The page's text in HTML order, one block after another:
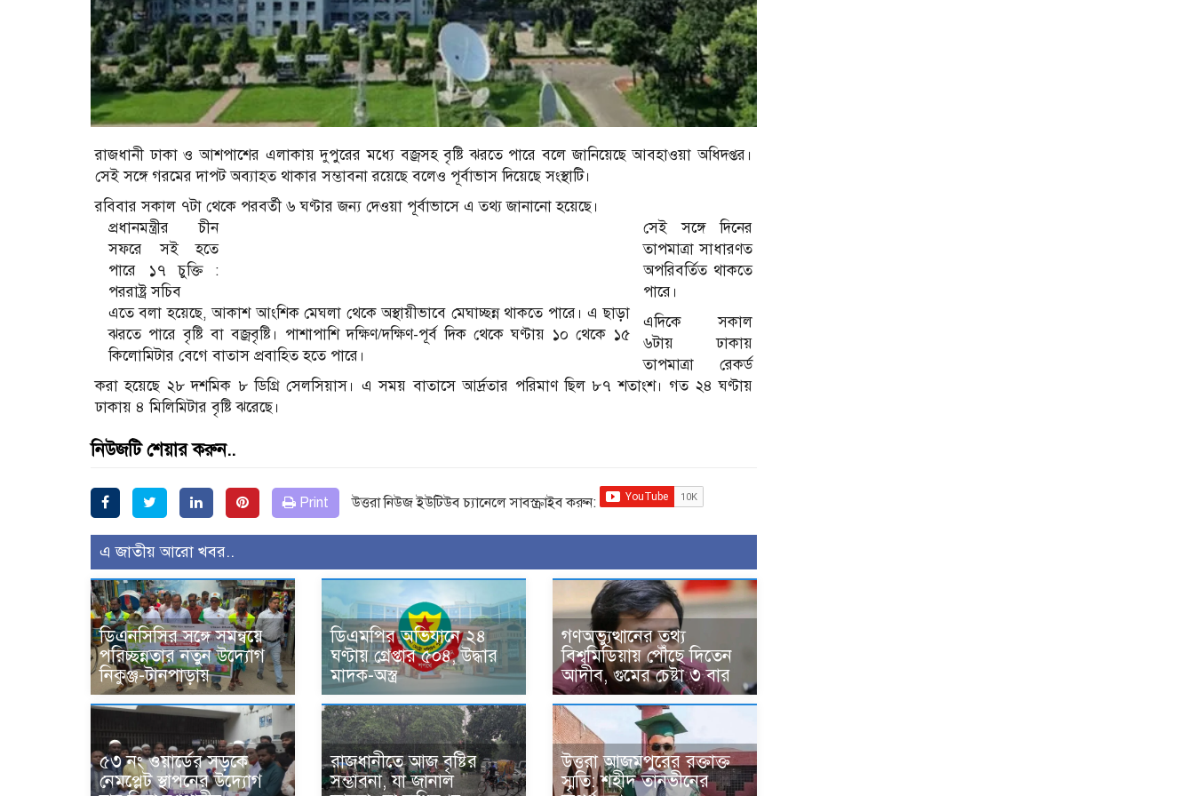
রাজধানী ঢাকা ও আশপাশের এলাকায় দুপুরের মধ্যে বজ্রসহ বৃষ্টি ঝরতে পারে বলে জানিয়েছে আবহাওয়া অধিদপ্তর।
সেই সঙ্গে গরমের দাপট অব্যাহত থাকার সম্ভাবনা রয়েছে বলেও পূর্বাভাস দিয়েছে সংস্থাটি।
রবিবার সকাল ৭টা থেকে পরবর্তী ৬ ঘণ্টার জন্য দেওয়া পূর্বাভাসে এ তথ্য জানানো হয়েছে।
প্রধানমন্ত্রীর চীন
সফরে সই হতে
পারে ১৭ চুক্তি :
পররাষ্ট্র সচিব
এতে বলা হয়েছে, আকাশ আংশিক মেঘলা থেকে অস্থায়ীভাবে মেঘাচ্ছন্ন থাকতে পারে। এ ছাড়া
ঝরতে পারে বৃষ্টি বা বজ্রবৃষ্টি। পাশাপাশি দক্ষিণ/দক্ষিণ-পূর্ব দিক থেকে ঘণ্টায় ১০ থেকে ১৫
কিলোমিটার বেগে বাতাস প্রবাহিত হতে পারে।
সেই সঙ্গে দিনের
তাপমাত্রা সাধারণত
অপরিবর্তিত থাকতে
পারে।
এদিকে সকাল
৬টায় ঢাকায়
তাপমাত্রা রেকর্ড
করা হয়েছে ২৮ দশমিক ৮ ডিগ্রি সেলসিয়াস। এ সময় বাতাসে আর্দ্রতার পরিমাণ ছিল ৮৭ শতাংশ। গত ২৪ ঘণ্টায়
ঢাকায় ৪ মিলিমিটার বৃষ্টি ঝরেছে।
নিউজটি শেয়ার করুন..
Print উত্তরা নিউজ ইউটিউব চ্যানেলে সাবস্ক্রাইব করুন:
এ জাতীয় আরো খবর..
ডিএনসিসির সঙ্গে সমন্বয়ে
পরিচ্ছন্নতার নতুন উদ্যোগ
নিকুঞ্জ-টানপাড়ায়
ডিএমপির অভিযানে ২৪
ঘণ্টায় গ্রেপ্তার ৫০৪, উদ্ধার
মাদক-অস্ত্র
গণঅভ্যুত্থানের তথ্য
বিশ্বমিডিয়ায় পৌঁছে দিতেন
আদীব, গুমের চেষ্টা ৩ বার
৫৩ নং ওয়ার্ডের সড়কে
নেমপ্লেট স্থাপনের উদ্যোগ
রাজধানীতে আজ বৃষ্টির
সম্ভাবনা, যা জানাল
উত্তরা আজমপুরের রক্তাক্ত
স্মৃতি: শহীদ তানভীনের